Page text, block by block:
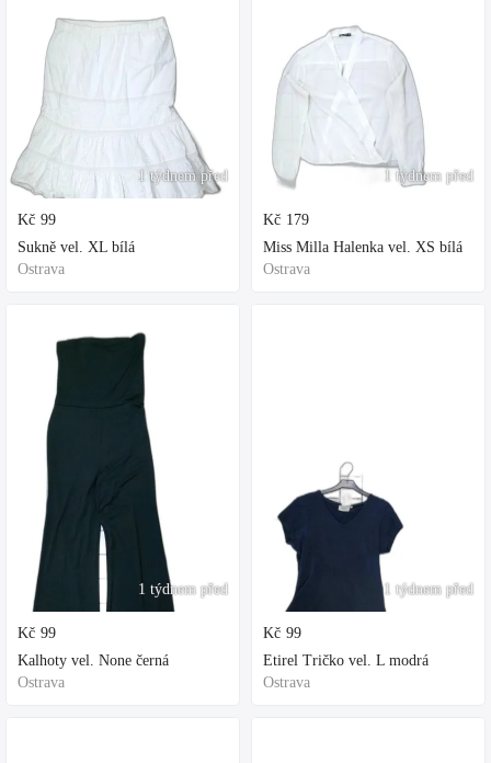
1 týdnem před
Kč 99
Sukně vel. XL bílá
Ostrava
1 týdnem před
Kč 99
Kalhoty vel. None černá
Ostrava
1 týdnem před
Kč 179
Miss Milla Halenka vel. XS bílá
Ostrava
1 týdnem před
Kč 99
Etirel Tričko vel. L modrá
Ostrava